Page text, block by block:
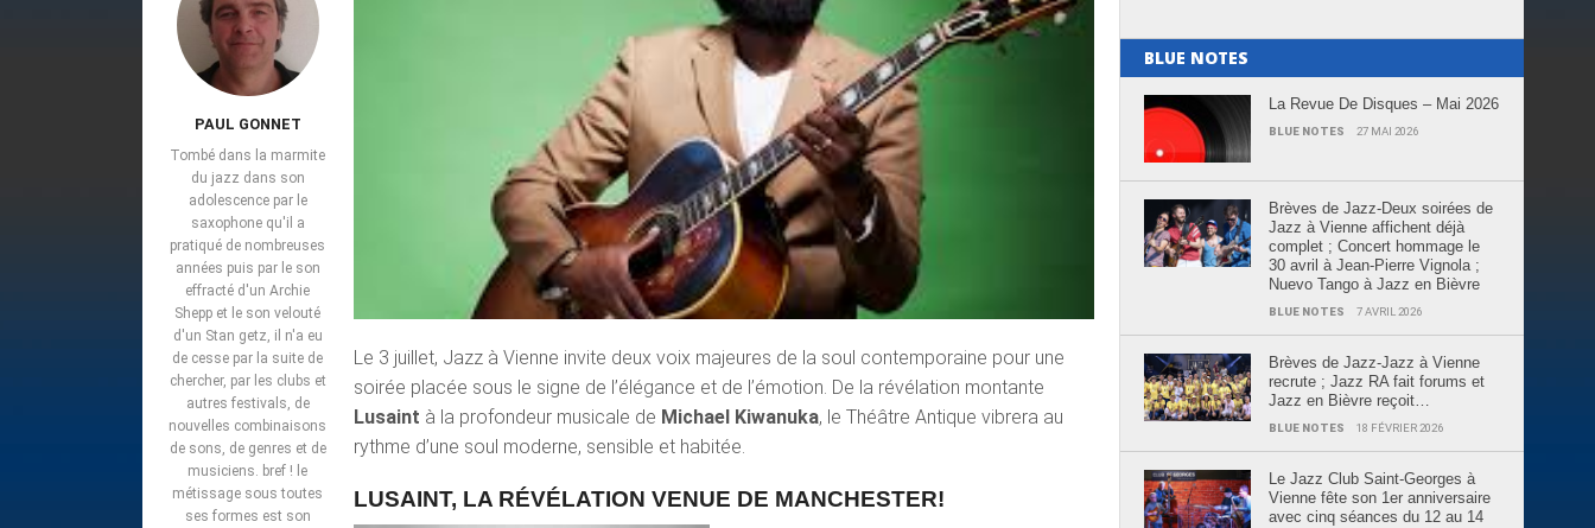
Le 3 juillet, Jazz à Vienne invite deux voix majeures de la soul contemporaine pour une
soirée placée sous le signe de l’élégance et de l’émotion. De la révélation montante
Lusaint à la profondeur musicale de Michael Kiwanuka, le Théâtre Antique vibrera au
rythme d’une soul moderne, sensible et habitée.
LUSAINT, LA RÉVÉLATION VENUE DE MANCHESTER!
PAUL GONNET
Tombé dans la marmite
du jazz dans son
adolescence par le
saxophone qu'il a
pratiqué de nombreuses
années puis par le son
effracté d'un Archie
Shepp et le son velouté
d'un Stan getz, il n'a eu
de cesse par la suite de
chercher, par les clubs et
autres festivals, de
nouvelles combinaisons
de sons, de genres et de
musiciens. bref ! le
métissage sous toutes
ses formes est son
BLUE NOTES
La Revue De Disques – Mai 2026
BLUE NOTES 27 MAI 2026
Brèves de Jazz-Deux soirées de
Jazz à Vienne affichent déjà
complet ; Concert hommage le
30 avril à Jean-Pierre Vignola ;
Nuevo Tango à Jazz en Bièvre
BLUE NOTES 7 AVRIL 2026
Brèves de Jazz-Jazz à Vienne
recrute ; Jazz RA fait forums et
Jazz en Bièvre reçoit…
BLUE NOTES 18 FÉVRIER 2026
Le Jazz Club Saint-Georges à
Vienne fête son 1er anniversaire
avec cinq séances du 12 au 14